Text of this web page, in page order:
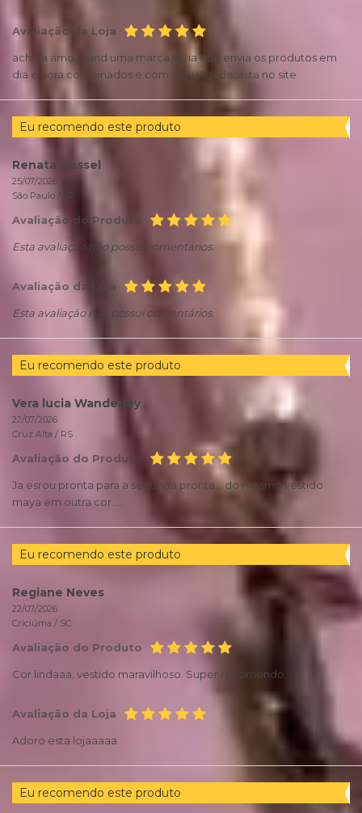
Avaliação da Loja
acho a amo brand uma marca séria que envia os produtos em
dia e hora combinados e com a qualidade vista no site
Eu recomendo este produto
Renata Hessel
25/07/2026
São Paulo /
Avaliação do Produto
Esta avaliação não possui comentários.
Avaliação da Loja
Esta avaliação não possui comentários.
Eu recomendo este produto
Vera lucia Wanderley
22/07/2026
Cruz Alta / RS
Avaliação do Produto
Ja esrou pronta para a segunda pronta....do mesmo vestido
maya em.outra cor....
Eu recomendo este produto
Regiane Neves
22/07/2026
Criciúma / SC
Avaliação do Produto
Cor lindaaa, vestido maravilhoso. Super recomendo.
Avaliação da Loja
Adoro esta lojaaaaa
Eu recomendo este produto